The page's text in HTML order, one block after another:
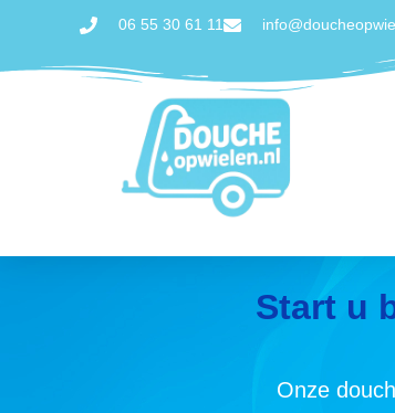
06 55 30 61 11
Start u
Onze